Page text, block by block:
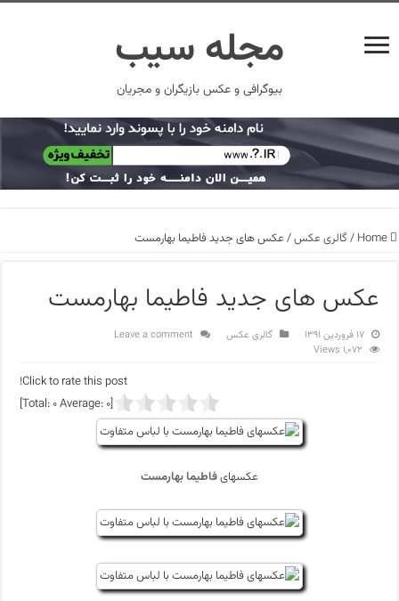
مجله سیب
بیوگرافی و عکس بازیگران و مجریان
Home
/گالری عکس/ عکس های جدید فاطیما بهارمست
عکس های جدید فاطیما بهارمست
۱۷ فروردین ۱۳۹۱ گالری عکس
Leave a comment
1,072 Views
Click to rate this post!
[Total:
0Average: 0
]
عکسهایفاطیما بهارمست